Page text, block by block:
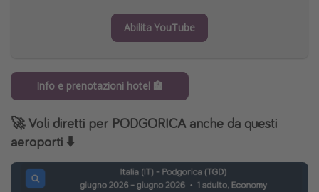
Abilita YouTube
Info e prenotazioni hotel 🏨
🚀 Voli diretti per PODGORICA anche da questi
aeroporti ⬇️